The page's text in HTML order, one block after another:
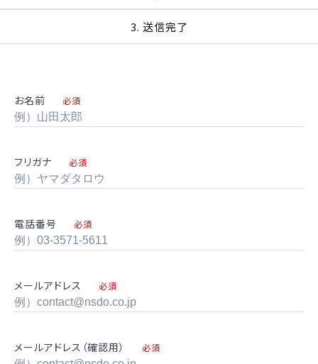
3. 送信完了
お名前 必須
フリガナ 必須
電話番号 必須
メールアドレス 必須
メールアドレス（確認用） 必須